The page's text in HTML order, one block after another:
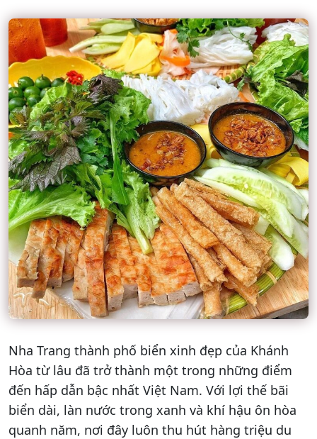
Nha Trang thành phố biển xinh đẹp của Khánh
Hòa từ lâu đã trở thành một trong những điểm
đến hấp dẫn bậc nhất Việt Nam. Với lợi thế bãi
biển dài, làn nước trong xanh và khí hậu ôn hòa
quanh năm, nơi đây luôn thu hút hàng triệu du